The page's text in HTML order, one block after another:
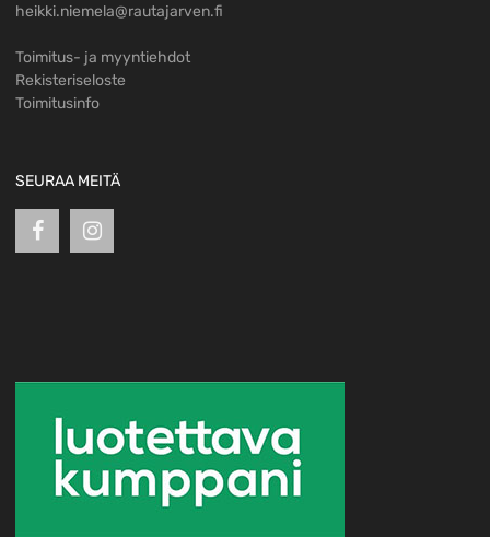
heikki.niemela@rautajarven.fi
Toimitus- ja myyntiehdot
Rekisteriseloste
Toimitusinfo
SEURAA MEITÄ